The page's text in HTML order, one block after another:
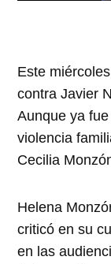
Este
contra Javier
Aunque ya
violencia
Cecilia
Helena
criticó en su
en las